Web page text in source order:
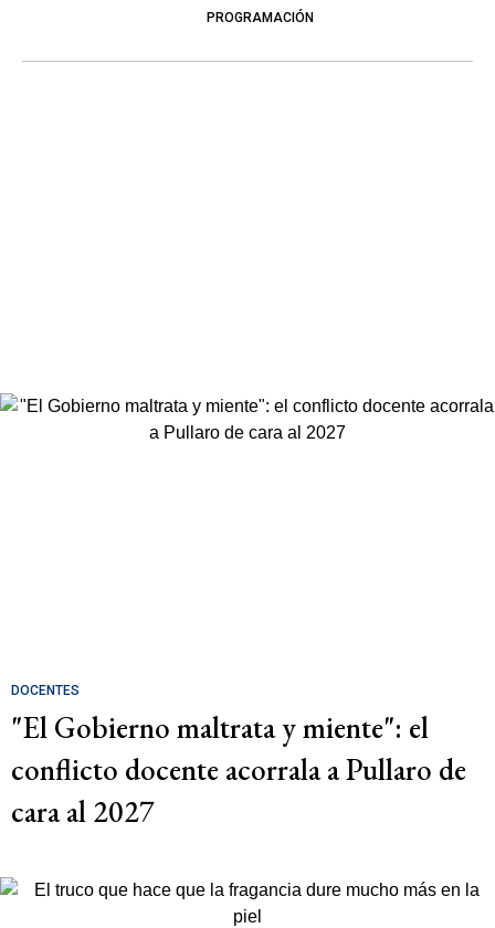
PROGRAMACIÓN
DOCENTES
"El Gobierno maltrata y miente": el
conflicto docente acorrala a Pullaro de
cara al 2027